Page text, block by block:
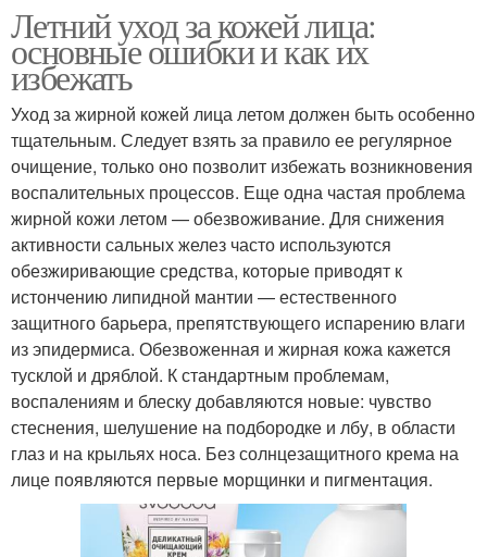
Летний уход за кожей лица:
основные ошибки и как их
избежать
Уход за жирной кожей лица летом должен быть особенно
тщательным. Следует взять за правило ее регулярное
очищение, только оно позволит избежать возникновения
воспалительных процессов. Еще одна частая проблема
жирной кожи летом — обезвоживание. Для снижения
активности сальных желез часто используются
обезжиривающие средства, которые приводят к
истончению липидной мантии — естественного
защитного барьера, препятствующего испарению влаги
из эпидермиса. Обезвоженная и жирная кожа кажется
тусклой и дряблой. К стандартным проблемам,
воспалениям и блеску добавляются новые: чувство
стеснения, шелушение на подбородке и лбу, в области
глаз и на крыльях носа. Без солнцезащитного крема на
лице появляются первые морщинки и пигментация.